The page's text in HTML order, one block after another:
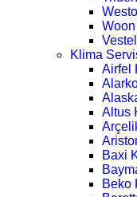
Klima
Airfel
Altus
Baxi
Beko